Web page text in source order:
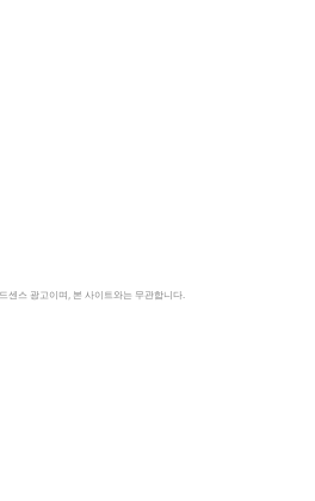
센스 광고이며, 본 사이트와는 무관합니다.